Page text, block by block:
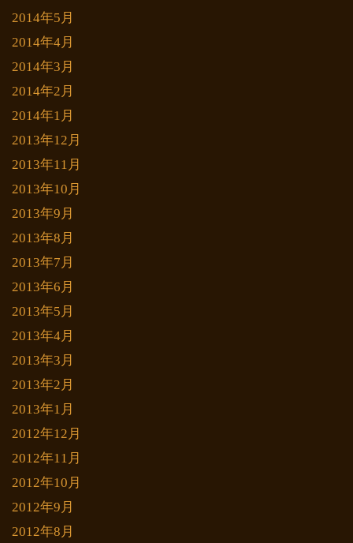
2014年5月
2014年4月
2014年3月
2014年2月
2014年1月
2013年12月
2013年11月
2013年10月
2013年9月
2013年8月
2013年7月
2013年6月
2013年5月
2013年4月
2013年3月
2013年2月
2013年1月
2012年12月
2012年11月
2012年10月
2012年9月
2012年8月